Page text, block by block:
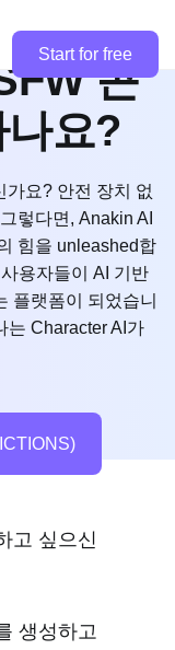
Start for free
콘
요?
요? 안전 장치 없
렇다면, Anakin AI
힘을 unleashed합
용자들이 AI 기반
플랫폼이 되었습니
는 Character AI가
고 싶으신
생성하고